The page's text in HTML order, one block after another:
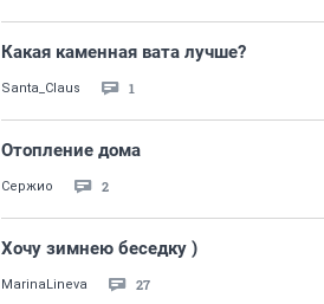
Какая каменная вата лучше?
Santa_Claus 1
Отопление дома
Сержио 2
Хочу зимнею беседку )
MarinaLineva 27